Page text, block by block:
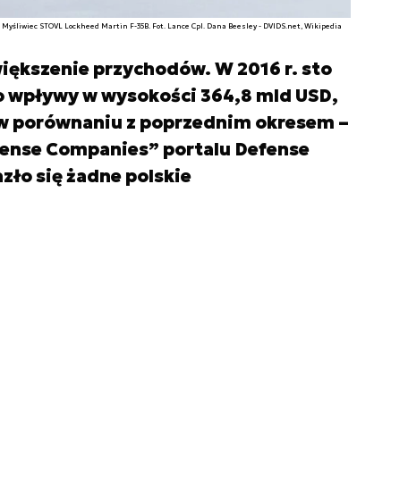
Myśliwiec STOVL Lockheed Martin F-35B. Fot. Lance Cpl. Dana Beesley - DVIDS.net, Wikipedia
przychodów. W 2016 r. sto
w wysokości 364,8 mld USD,
porównaniu z poprzednim okresem –
Companies” portalu Defense
się żadne polskie